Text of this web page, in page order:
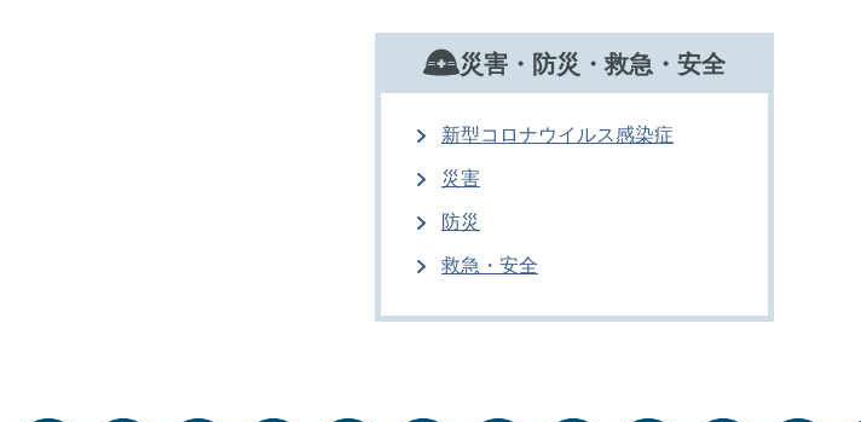
災害・防災・救急・安全
新型コロナウイルス感染症
災害
防災
救急・安全